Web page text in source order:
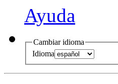
Ayuda
Cambiar idioma
Idioma